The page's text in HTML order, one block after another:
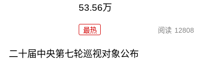
53.56万
最热 阅读 12808
二十届中央第七轮巡视对象公布